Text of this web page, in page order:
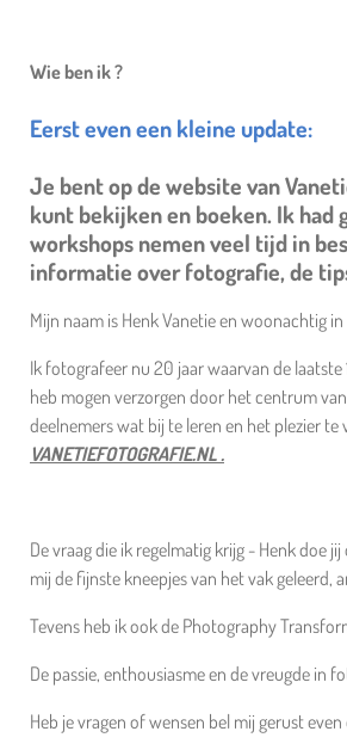
Wie ben ik ?
Eerst even een kleine update:
Je bent op de website van
kunt bekijken en boeken. Ik had
workshops nemen veel tijd in
informatie over fotografie, de
Mijn naam is Henk Vanetie en woonachtig
Ik fotografeer nu 20 jaar waarvan de
heb mogen verzorgen door het centrum
deelnemers wat bij te leren en het plezier
VANETIEFOTOGRAFIE.NL .
De vraag die ik regelmatig krijg - Henk doe
mij de fijnste kneepjes van het vak
Tevens heb ik ook de Photography
De passie, enthousiasme en de vreugde in
Heb je vragen of wensen bel mij gerust even